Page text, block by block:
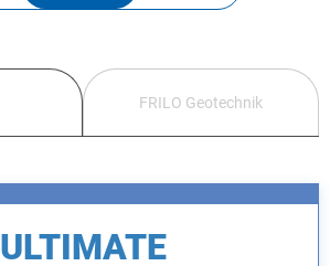
FRILO Geotechnik
ULTIMATE